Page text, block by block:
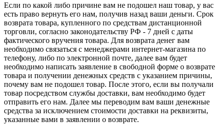
Если по какой либо причине вам не подошел наш товар, у вас
есть право вернуть его нам, получив назад ваши деньги. Срок
возврата товара, купленного по средствам дистанционной
торговли, согласно законодательству РФ - 7 дней с даты
фактического вручения товара. Для возврата денег вам
необходимо связаться с менеджерами интернет-магазина по
телефону, либо по электронной почте, далее вам будет
необходимо написать заявление в свободной форме о возврате
товара и получении денежных средств с указанием причины,
почему вам не подошел товар. После этого, если вы получали
товар посредством службы доставки, вам необходимо будет
отправить его нам. Далее мы переводим вам ваши денежные
средства за исключением стоимости доставки на реквизиты,
указанные вами в заявлении о возврате.